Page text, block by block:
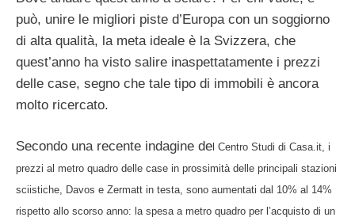
può, unire le migliori piste d’Europa con un soggiorno
di alta qualità, la meta ideale è la Svizzera, che
quest’anno ha visto salire inaspettatamente i prezzi
delle case, segno che tale tipo di immobili è ancora
molto ricercato.
Secondo una recente indagine de l Centro Studi di Casa.it, i
prezzi al metro quadro delle case in prossimità delle principali stazioni
sciistiche, Davos e Zermatt in testa, sono aumentati dal 10% al 14%
rispetto allo scorso anno: la spesa a metro quadro per l’acquisto di un